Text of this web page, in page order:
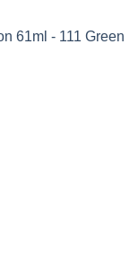
61ml - 111 Green